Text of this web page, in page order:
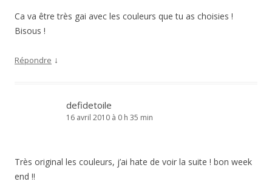
Ca va être très gai avec les couleurs que tu as choisies !
Bisous !
Répondre ↓
defidetoile
16 avril 2010 à 0 h 35 min
Très original les couleurs, j’ai hate de voir la suite ! bon week
end !!